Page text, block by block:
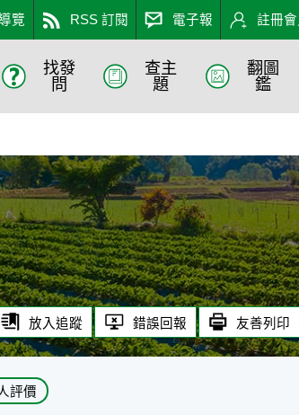
覽 RSS 訂閱 電子報 註冊會
找發
問
查主
題
翻圖
鑑
放入追蹤 錯誤回報 友善列印
評價